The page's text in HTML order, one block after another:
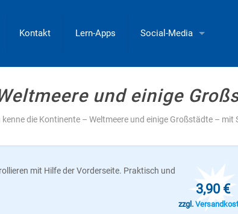
Kontakt Lern-Apps Social-Media
und einige
die Kontinente – Weltmeere und einige Großstädte – mit
mit Hilfe der Vorderseite. Praktisch und
3,90 €
zzgl.